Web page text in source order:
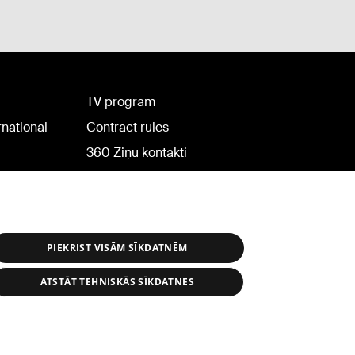
TV program
Contract rules
360 Ziņu kontakti
PIEKRIST VISĀM SĪKDATNĒM
ATSTĀT TEHNISKĀS SĪKDATNES